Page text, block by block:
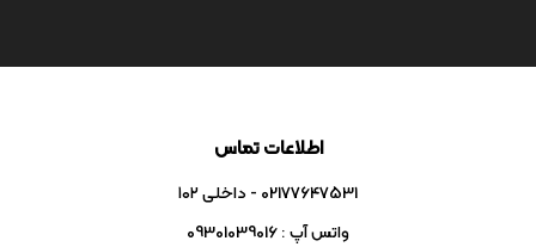
اطلاعات تماس
02177647531 - داخلی ۱۰۲
واتس آپ : 09301039016